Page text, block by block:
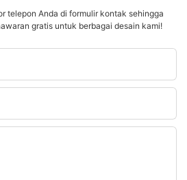
telepon Anda di formulir kontak sehingga
gratis untuk berbagai desain kami!